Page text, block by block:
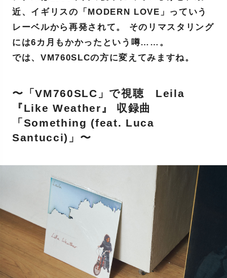
近、イギリスの「MODERN LOVE」っていう
レーベルから再発されて。 そのリマスタリング
には6カ月もかかったという噂……。
では、VM760SLCの方に変えてみますね。
〜「VM760SLC」で視聴 Leila
『Like Weather』 収録曲
「Something (feat. Luca
Santucci)」〜